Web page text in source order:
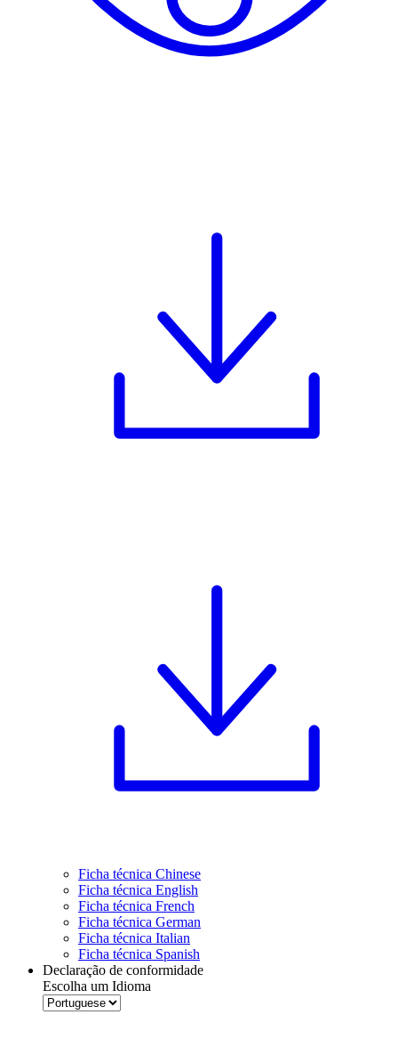
Ficha técnica Chinese
Ficha técnica English
Ficha técnica French
Ficha técnica German
Ficha técnica Italian
Ficha técnica Spanish
Declaração de conformidade
Escolha um Idioma